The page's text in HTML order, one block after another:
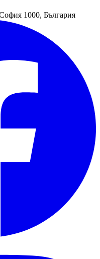
1000, България